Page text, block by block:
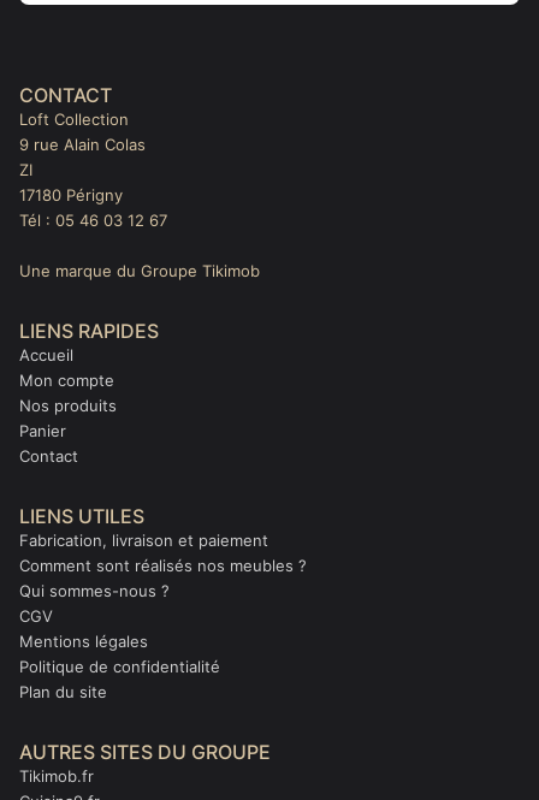
CONTACT
Loft Collection
9 rue Alain Colas
ZI
17180 Périgny
Tél : 05 46 03 12 67
Une marque du Groupe Tikimob
LIENS RAPIDES
Accueil
Mon compte
Nos produits
Panier
Contact
LIENS UTILES
Fabrication, livraison et paiement
Comment sont réalisés nos meubles ?
Qui sommes-nous ?
CGV
Mentions légales
Politique de confidentialité
Plan du site
AUTRES SITES DU GROUPE
Tikimob.fr